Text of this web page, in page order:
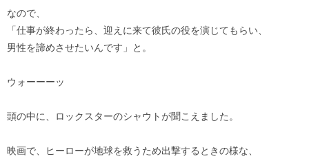
なので、
「仕事が終わったら、迎えに来て彼氏の役を演じてもらい、
男性を諦めさせたいんです」と。
ウォーーーッ
頭の中に、ロックスターのシャウトが聞こえました。
映画で、ヒーローが地球を救うため出撃するときの様な、